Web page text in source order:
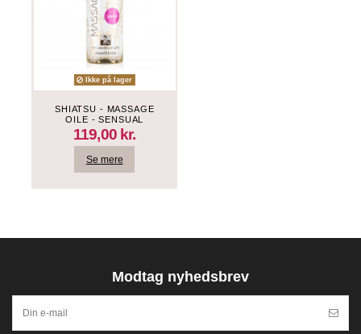
Ikke på lager
SHIATSU - MASSAGE
OILE - SENSUAL
JASMIN - 250 ML
119,00 kr.
Se mere
Modtag nyhedsbrev